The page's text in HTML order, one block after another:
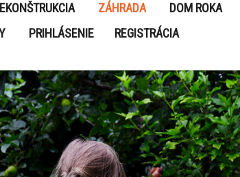
ZÁHRADA DOM ROKA
PRIHLÁSENIE REGISTRÁCIA